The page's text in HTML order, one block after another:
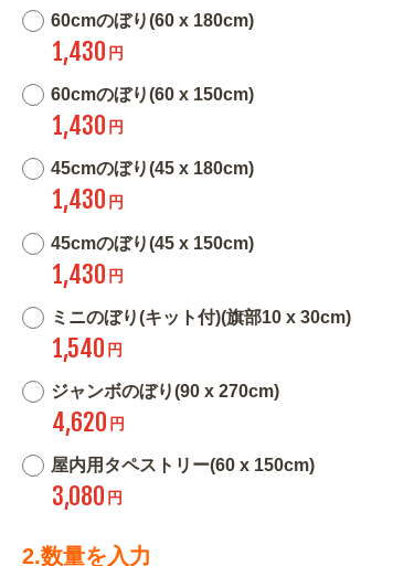
60cmのぼり(60 x 180cm)
1,430 円
60cmのぼり(60 x 150cm)
1,430 円
45cmのぼり(45 x 180cm)
1,430 円
45cmのぼり(45 x 150cm)
1,430 円
ミニのぼり(キット付)(旗部10 x 30cm)
1,540 円
ジャンボのぼり(90 x 270cm)
4,620 円
屋内用タペストリー(60 x 150cm)
3,080 円
2.数量を入力